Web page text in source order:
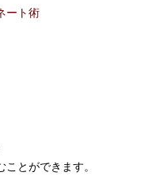
ート術
とができます。